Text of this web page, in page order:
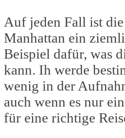
Auf jeden Fall ist
Manhattan ein
Beispiel dafür, was
kann. Ih werde
wenig in der
auch wenn es nur
für eine richtige